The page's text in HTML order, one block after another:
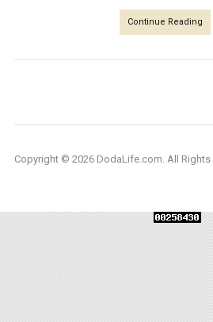
Continue Reading
Copyright © 2026 DodaLife.com. All Rights